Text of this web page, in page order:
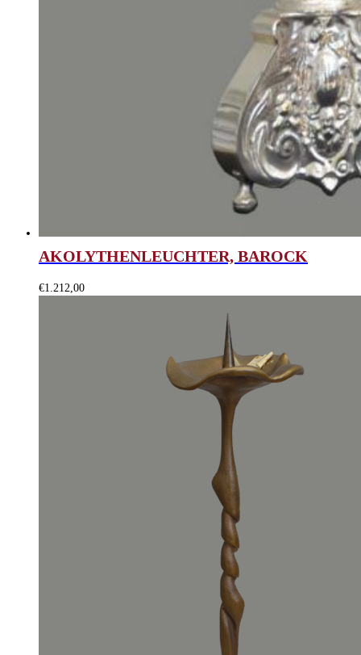
AKOLYTHENLEUCHTER, BAROCK
€1.212,00